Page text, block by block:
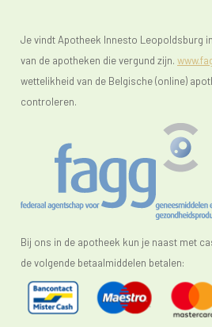
Je vindt Apotheek Innesto Leopoldsburg
van de apotheken die vergund zijn.
wettelikheid van de Belgische (online)
controleren.
Bij ons in de apotheek kun je naast met
de volgende betaalmiddelen betalen: